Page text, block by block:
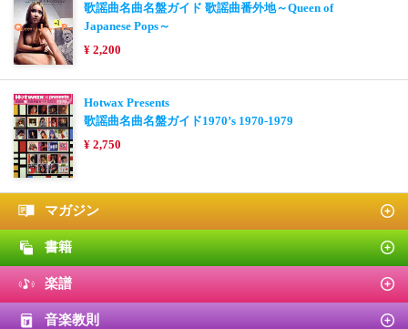
歌謡曲名曲名盤ガイド 歌謡曲番外地～Queen of
Japanese Pops～
¥ 2,200
Hotwax Presents
歌謡曲名曲名盤ガイド1970’s 1970-1979
¥ 2,750
マガジン
書籍
楽譜
音楽教則